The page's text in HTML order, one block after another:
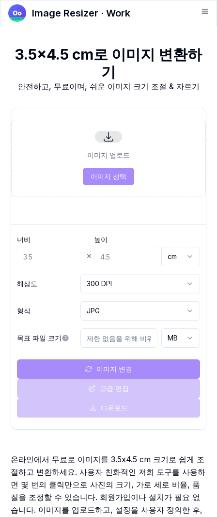
Image Resizer · Work
3.5x4.5 cm로 이미지 변환하
기
안전하고, 무료이며, 쉬운 이미지 크기 조절 & 자르기
이미지 업로드
이미지 선택
너비
×
높이
cm
해상도 300 DPI
형식 JPG
목표 파일 크기 MB
이미지 변경
고급 편집
다운로드
온라인에서 무료로 이미지를 3.5x4.5 cm 크기로 쉽게 조
절하고 변환하세요. 사용자 친화적인 저희 도구를 사용하
면 몇 번의 클릭만으로 사진의 크기, 가로 세로 비율, 품
질을 조정할 수 있습니다. 회원가입이나 설치가 필요 없
습니다. 이미지를 업로드하고, 설정을 사용자 정의한 후,